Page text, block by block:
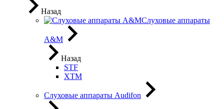
Назад
Слуховые аппараты
A&M
Назад
STF
XTM
Слуховые аппараты Audifon